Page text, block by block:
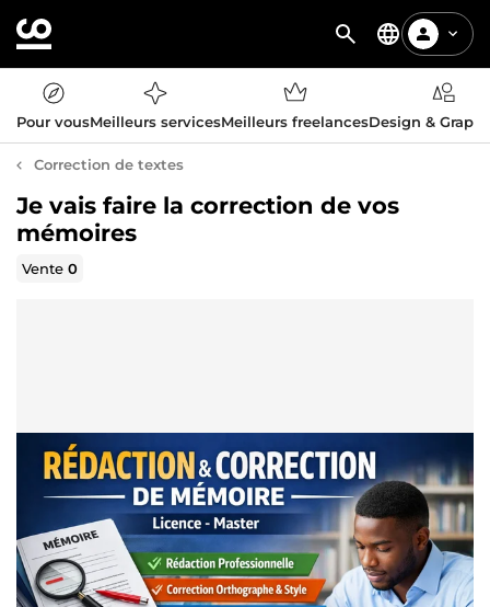
Pour vousMeilleurs servicesMeilleurs freelancesDesign &
Correction de textes
Je vais faire la correction de vos
mémoires
Vente0